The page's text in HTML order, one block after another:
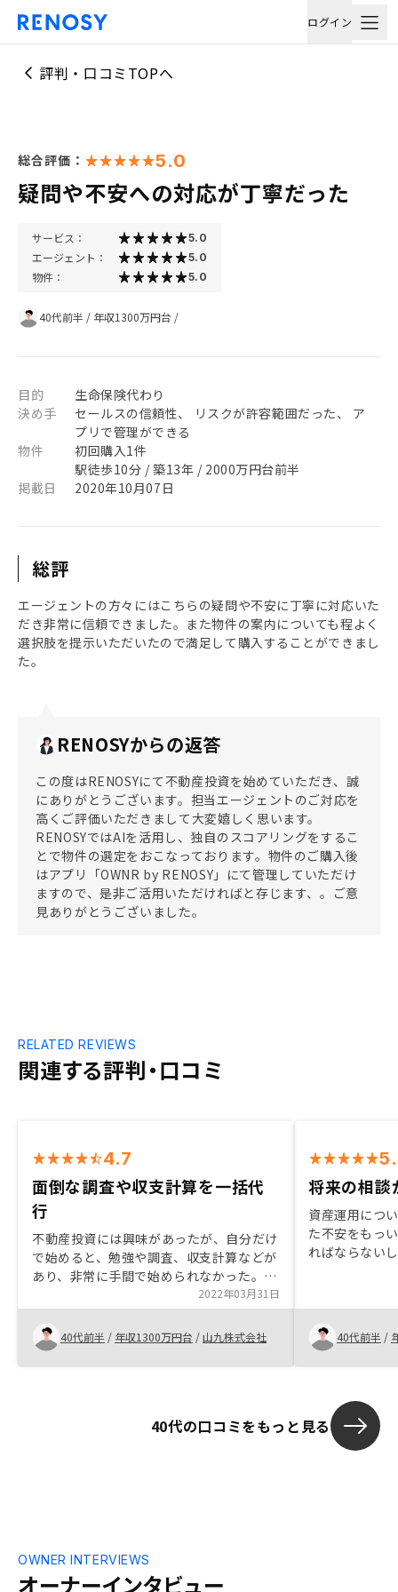
ログイン
評判・口コミTOPへ
総合評価： 5.0
疑問や不安への対応が丁寧だった
サービス： 5.0
エージェント： 5.0
物件： 5.0
40代前半 / 年収1300万円台 /
目的
生命保険代わり
決め手
セールスの信頼性、 リスクが許容範囲だった、 ア
プリで管理ができる
物件
初回購入1件
駅徒歩10分 / 築13年 / 2000万円台前半
掲載日
2020年10月07日
総評
エージェントの方々にはこちらの疑問や不安に丁寧に対応いた
だき非常に信頼できました。また物件の案内についても程よく
選択肢を提示いただいたので満足して購入することができまし
た。
RENOSYからの返答
この度はRENOSYにて不動産投資を始めていただき、誠
にありがとうございます。担当エージェントのご対応を
高くご評価いただきまして大変嬉しく思います。
RENOSYではAIを活用し、独自のスコアリングをするこ
とで物件の選定をおこなっております。物件のご購入後
はアプリ「OWNR by RENOSY」にて管理していただけ
ますので、是非ご活用いただければと存じます、。ご意
見ありがとうございました。
関連する評判・口コミ
RELATED REVIEWS
4.7
面倒な調査や収支計算を一括代
行
不動産投資には興味があったが、自分だけ
で始めると、勉強や調査、収支計算などが
あり、非常に手間で始められなかった。こ
の部分をRENOSY及び営業担当者が代行し
てくれる事で不動産投資へ積極的になり、
購入を決意出来た。都内だけで無く、郊外
や海外物件も一つの商品として取り揃えて
欲しい。
2022年03月31日
40代前半 / 年収1300万円台 /山九株式会社
将来の相談
資産運用につ
た不安をもっ
ればならない
保てないこと
自分たちで守
した。日本独
根本にありま
うです。
40代前半 /
40代の口コミをもっと見る
オーナーインタビュー
OWNER INTERVIEWS